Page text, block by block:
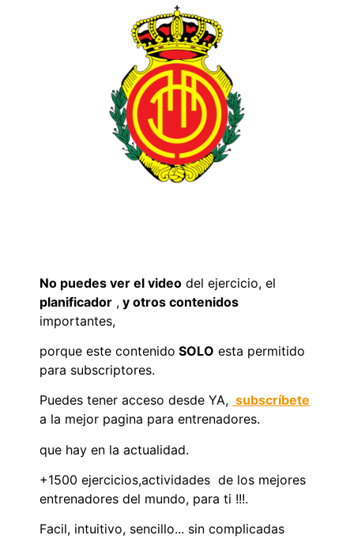
No puedes ver el video del ejercicio, el
planificador , y otros contenidos
importantes,
porque este contenido SOLO esta permitido
para subscriptores.
Puedes tener acceso desde YA, subscríbete
a la mejor pagina para entrenadores.
que hay en la actualidad.
+1500 ejercicios,actividades de los mejores
entrenadores del mundo, para ti !!!.
Facil, intuitivo, sencillo... sin complicadas